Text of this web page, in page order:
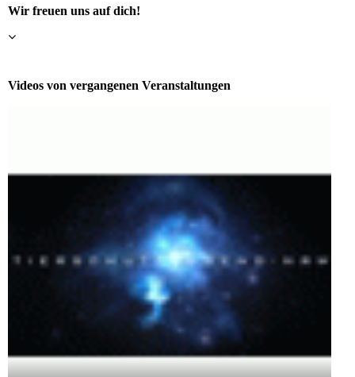
Wir freuen uns auf dich!
Videos von vergangenen Veranstaltungen